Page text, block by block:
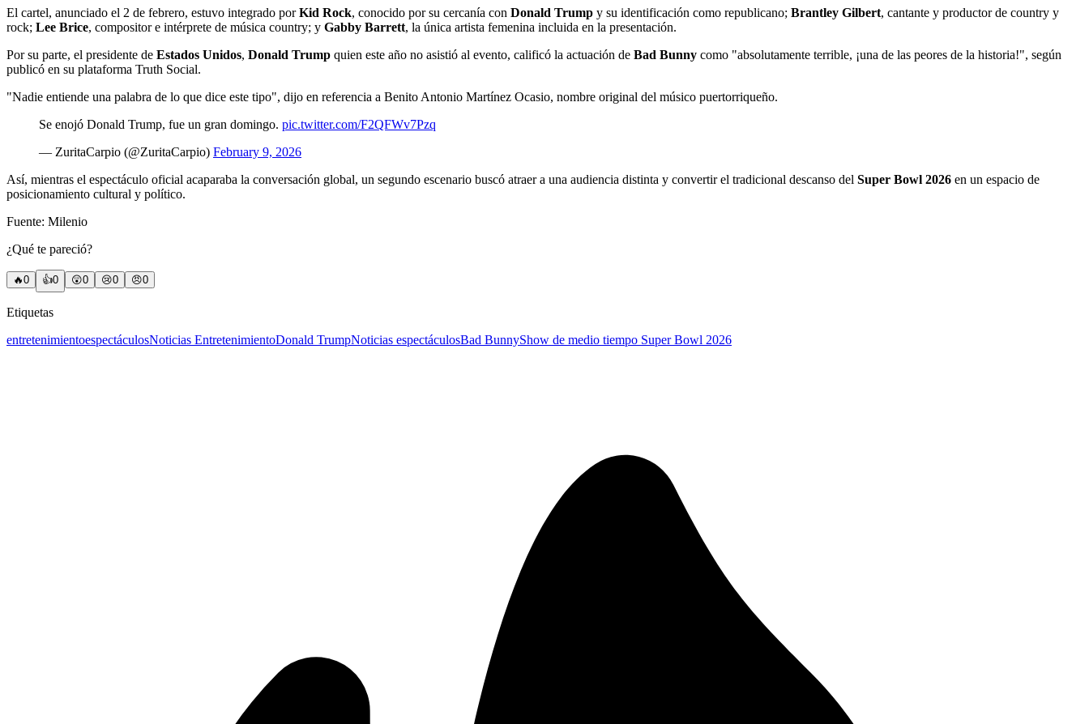
El cartel, anunciado el 2 de febrero, estuvo integrado porKid Rock, conocido por su cercanía con Donald Trump y su identificación como republicano; Brantley Gilbert, cantante y productor de country y
rock; Lee Brice, compositor e intérprete de música country; y Gabby Barrett, la única artista femenina incluida en la presentación.
Por su parte, el presidente de Estados Unidos, Donald Trump quien este año no asistió al evento, calificó la actuación de Bad Bunny como "absolutamente terrible, ¡una de las peores de la historia!", según
publicó en su plataforma Truth Social.
"Nadie entiende una palabra de lo que dice este tipo", dijo en referencia a Benito Antonio Martínez Ocasio, nombre original del músico puertorriqueño.
Se enojó Donald Trump, fue un gran domingo. pic.twitter.com/F2QFWv7Pzq
— ZuritaCarpio (@ZuritaCarpio) February 9, 2026
Así, mientras el espectáculo oficial acaparaba la conversación global, un segundo escenario buscó atraer a una audiencia distinta y convertir el tradicional descanso del Super Bowl 2026 en un espacio de
posicionamiento cultural y político.
Fuente: Milenio
¿Qué te pareció?
🔥0 👍0 😲0 😢0 😠0
Etiquetas
entretenimientoespectáculosNoticias EntretenimientoDonald TrumpNoticias espectáculosBad BunnyShow de medio tiempo Super Bowl 2026